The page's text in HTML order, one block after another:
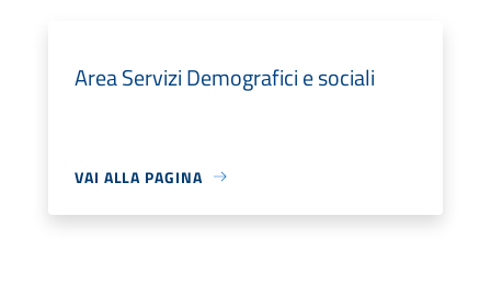
Area Servizi Demografici e sociali
VAI ALLA PAGINA